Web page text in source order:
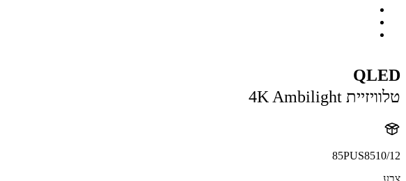
QLED
טלוויזיית 4K Ambilight
85PUS8510/12